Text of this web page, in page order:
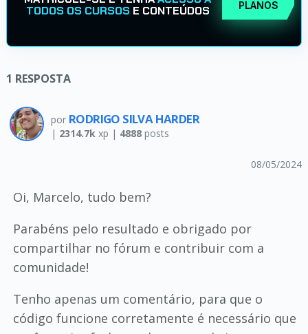
TODOS OS CURSOS E CONTEÚDOS
PLANOS
1 RESPOSTA
por RODRIGO SILVA HARDER
| 2314.7kxp | 4888posts
08/05/2024
Oi, Marcelo, tudo bem?
Parabéns pelo resultado e obrigado por
compartilhar no fórum e contribuir com a
comunidade!
Tenho apenas um comentário, para que o
código funcione corretamente é necessário que